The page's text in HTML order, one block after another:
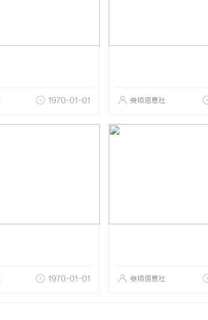
1970-01-01 娄烦信息社
1970-01-01 娄烦信息社